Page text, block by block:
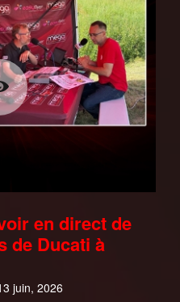
en direct de
de Ducati à
juin, 2026